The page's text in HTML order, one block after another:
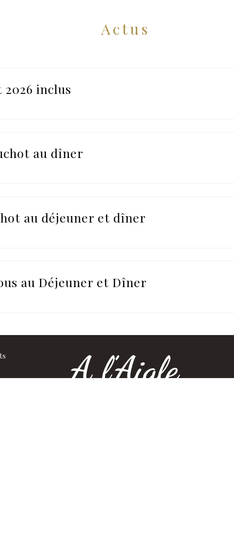
Actus
2026 inclus
au dîner
au déjeuner et dîner
au Déjeuner et Dîner